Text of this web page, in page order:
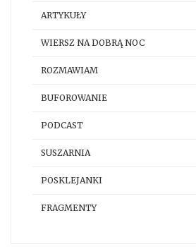
ARTYKUŁY
WIERSZ NA DOBRĄ NOC
ROZMAWIAM
BUFOROWANIE
PODCAST
SUSZARNIA
POSKLEJANKI
FRAGMENTY